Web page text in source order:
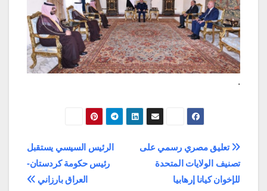
.
تصفّح
المقالات
الرئيس السيسي يستقبل
رئيس حكومة كردستان-
العراق بارزاني
تعليق مصري رسمي على
تصنيف الولايات المتحدة
للإخوان كيانا إرهابيا